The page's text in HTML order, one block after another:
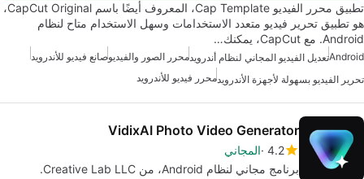
تطبيق محرر الفيديو Cap Template، المعروف أيضًا باسم CapCut Original،
هو تطبيق تحرير فيديو متعدد الاستخدامات وسهل الاستخدام متاح لنظام
Android. مع CapCut، يمكنك…
Androidتعديل الفيديو المجاني لنظام أندرويدمحرر الصور والفيديوصانع فيديو للأندرويد
تحرير الفيديو بسهولة لأجهزة الأندرويدمحرر فيديو للأندرويد
VidixAI Photo Video Generator
4.2 المجاني
برنامج مجاني لنظام Android، من Creative Lab LLC.